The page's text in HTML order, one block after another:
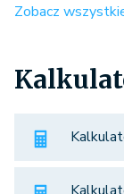
Zobacz